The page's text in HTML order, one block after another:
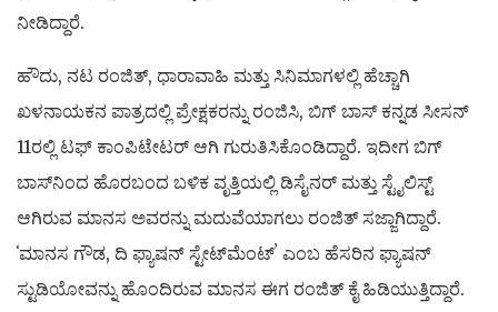
ನೀಡಿದ್ದಾರೆ.
ಹೌದು, ನಟ ರಂಜಿತ್‌, ಧಾರಾವಾಹಿ ಮತ್ತು ಸಿನಿಮಾಗಳಲ್ಲಿ ಹೆಚ್ಚಾಗಿ
ಖಳನಾಯಕನ ಪಾತ್ರದಲ್ಲಿ ಪ್ರೇಕ್ಷಕರನ್ನು ರಂಜಿಸಿ, ಬಿಗ್‌ ಬಾಸ್‌ ಕನ್ನಡ ಸೀಸನ್‌
11ರಲ್ಲಿ ಟಫ್‌ ಕಾಂಪಿಟೇಟರ್‌ ಆಗಿ ಗುರುತಿಸಿಕೊಂಡಿದ್ದಾರೆ. ಇದೀಗ ಬಿಗ್‌
ಬಾಸ್‌ನಿಂದ ಹೊರಬಂದ ಬಳಿಕ ವೃತ್ತಿಯಲ್ಲಿ ಡಿಸೈನರ್‌ ಮತ್ತು ಸ್ಟೈಲಿಸ್ಟ್‌
ಆಗಿರುವ ಮಾನಸ ಅವರನ್ನು ಮದುವೆಯಾಗಲು ರಂಜಿತ್‌ ಸಜ್ಜಾಗಿದ್ದಾರೆ.
ʻಮಾನಸ ಗೌಡ, ದಿ ಫ್ಯಾಷನ್‌ ಸ್ಟೇಟ್‌ಮೆಂಟ್‌ʼ ಎಂಬ ಹೆಸರಿನ ಫ್ಯಾಷನ್‌
ಸ್ಟುಡಿಯೋವನ್ನು ಹೊಂದಿರುವ ಮಾನಸ ಈಗ ರಂಜಿತ್‌ ಕೈ ಹಿಡಿಯುತ್ತಿದ್ದಾರೆ.